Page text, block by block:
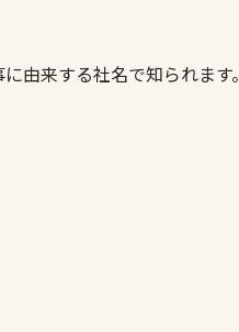
由来する社名で知られます。